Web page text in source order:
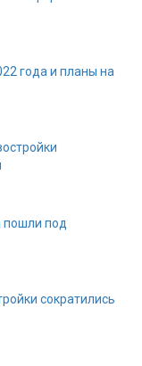
года и планы на
пошли под
сократились